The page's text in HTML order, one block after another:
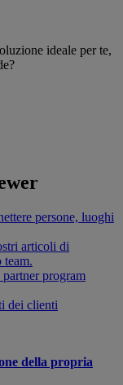
ideale per te,
persone, luoghi
articoli di
team.
program
dei clienti
della propria